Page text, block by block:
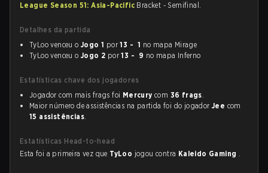
League Season 51: Asia-Pacific Bracket - Semifinal.
Detalhes da partida
TyLoo venceu o Jogo 1 por13 - 1 no mapa Mirage
TyLoo venceu o Jogo 2 por13 - 9 no mapa Inferno
Estatísticas chave dos jogadores
Jogador com mais frags foi Mercury com 36 frags.
Maior número de assistências na partida foi do jogador Jee com
15 assistências.
Estatísticas Head-to-head
Esta foi a primeira vez que TyLoo jogou contra Kaleido Gaming .